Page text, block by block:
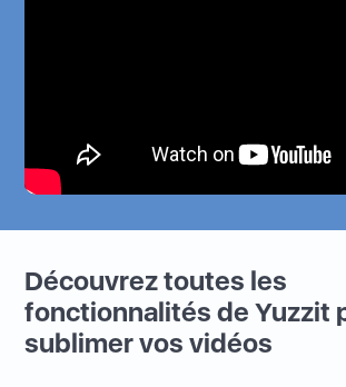
Découvrez toutes les
fonctionnalités de Yuzzit
sublimer vos vidéos